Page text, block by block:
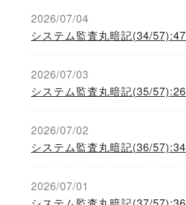
2026/07/04
システム監査丸暗記(34/57):47
2026/07/03
システム監査丸暗記(35/57):26
2026/07/02
システム監査丸暗記(36/57):34
2026/07/01